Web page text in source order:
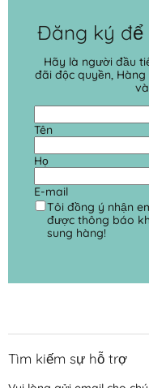
Đăng ký để
Hãy là người đầu
đãi độc quyền,
Tên
Họ
E-mail
Tôi đồng ý nhận
được thông báo
sung hàng!
Tìm kiếm sự hỗ trợ